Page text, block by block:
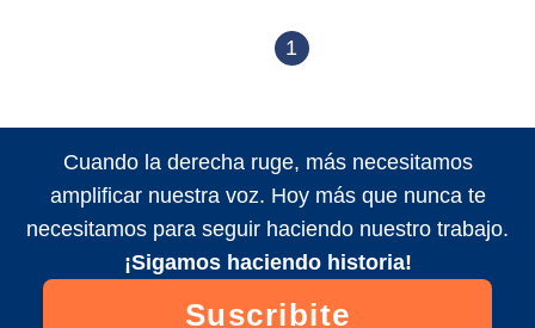
1
Cuando la derecha ruge, más necesitamos
amplificar nuestra voz. Hoy más que nunca te
necesitamos para seguir haciendo nuestro trabajo.
¡Sigamos haciendo historia!
Suscribite